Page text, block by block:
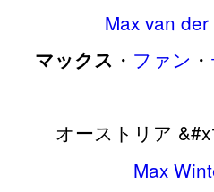
Max van der
マックス ・ ファン ・
オーストリア
Max